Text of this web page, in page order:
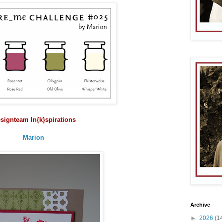
In{k}spirations
Marion
Archive
► 2026